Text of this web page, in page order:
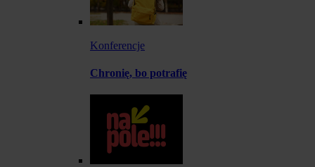
Konferencje
Chronię, bo potrafię